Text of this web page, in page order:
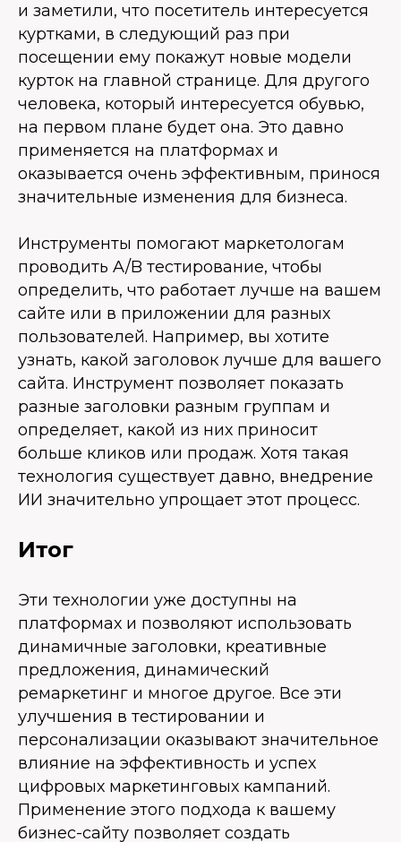
и заметили, что посетитель интересуется
куртками, в следующий раз при
посещении ему покажут новые модели
курток на главной странице. Для другого
человека, который интересуется обувью,
на первом плане будет она. Это давно
применяется на платформах и
оказывается очень эффективным, принося
значительные изменения для бизнеса.
Инструменты помогают маркетологам
проводить A/B тестирование, чтобы
определить, что работает лучше на вашем
сайте или в приложении для разных
пользователей. Например, вы хотите
узнать, какой заголовок лучше для вашего
сайта. Инструмент позволяет показать
разные заголовки разным группам и
определяет, какой из них приносит
больше кликов или продаж. Хотя такая
технология существует давно, внедрение
ИИ значительно упрощает этот процесс.
Итог
Эти технологии уже доступны на
платформах и позволяют использовать
динамичные заголовки, креативные
предложения, динамический
ремаркетинг и многое другое. Все эти
улучшения в тестировании и
персонализации оказывают значительное
влияние на эффективность и успех
цифровых маркетинговых кампаний.
Применение этого подхода к вашему
бизнес-сайту позволяет создать